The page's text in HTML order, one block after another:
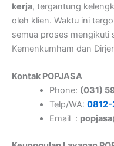
kerja, tergantung
oleh klien. Waktu ini
semua proses mengikuti
Kemenkumham dan
Kontak POPJASA
Phone: (031)
Telp/WA:
Email :